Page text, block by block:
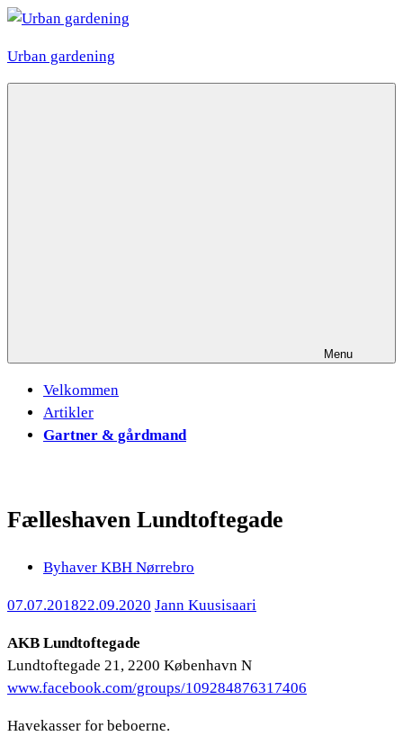
Videre
indhold
Urban gardening
Menu
Velkommen
Artikler
Gartner & gårdmand
Fælleshaven Lundtoftegade
Byhaver KBH Nørrebro
07.07.201822.09.2020 Jann Kuusisaari
AKB Lundtoftegade
Lundtoftegade 21, 2200 København N
www.facebook.com/groups/109284876317406
Havekasser for beboerne.